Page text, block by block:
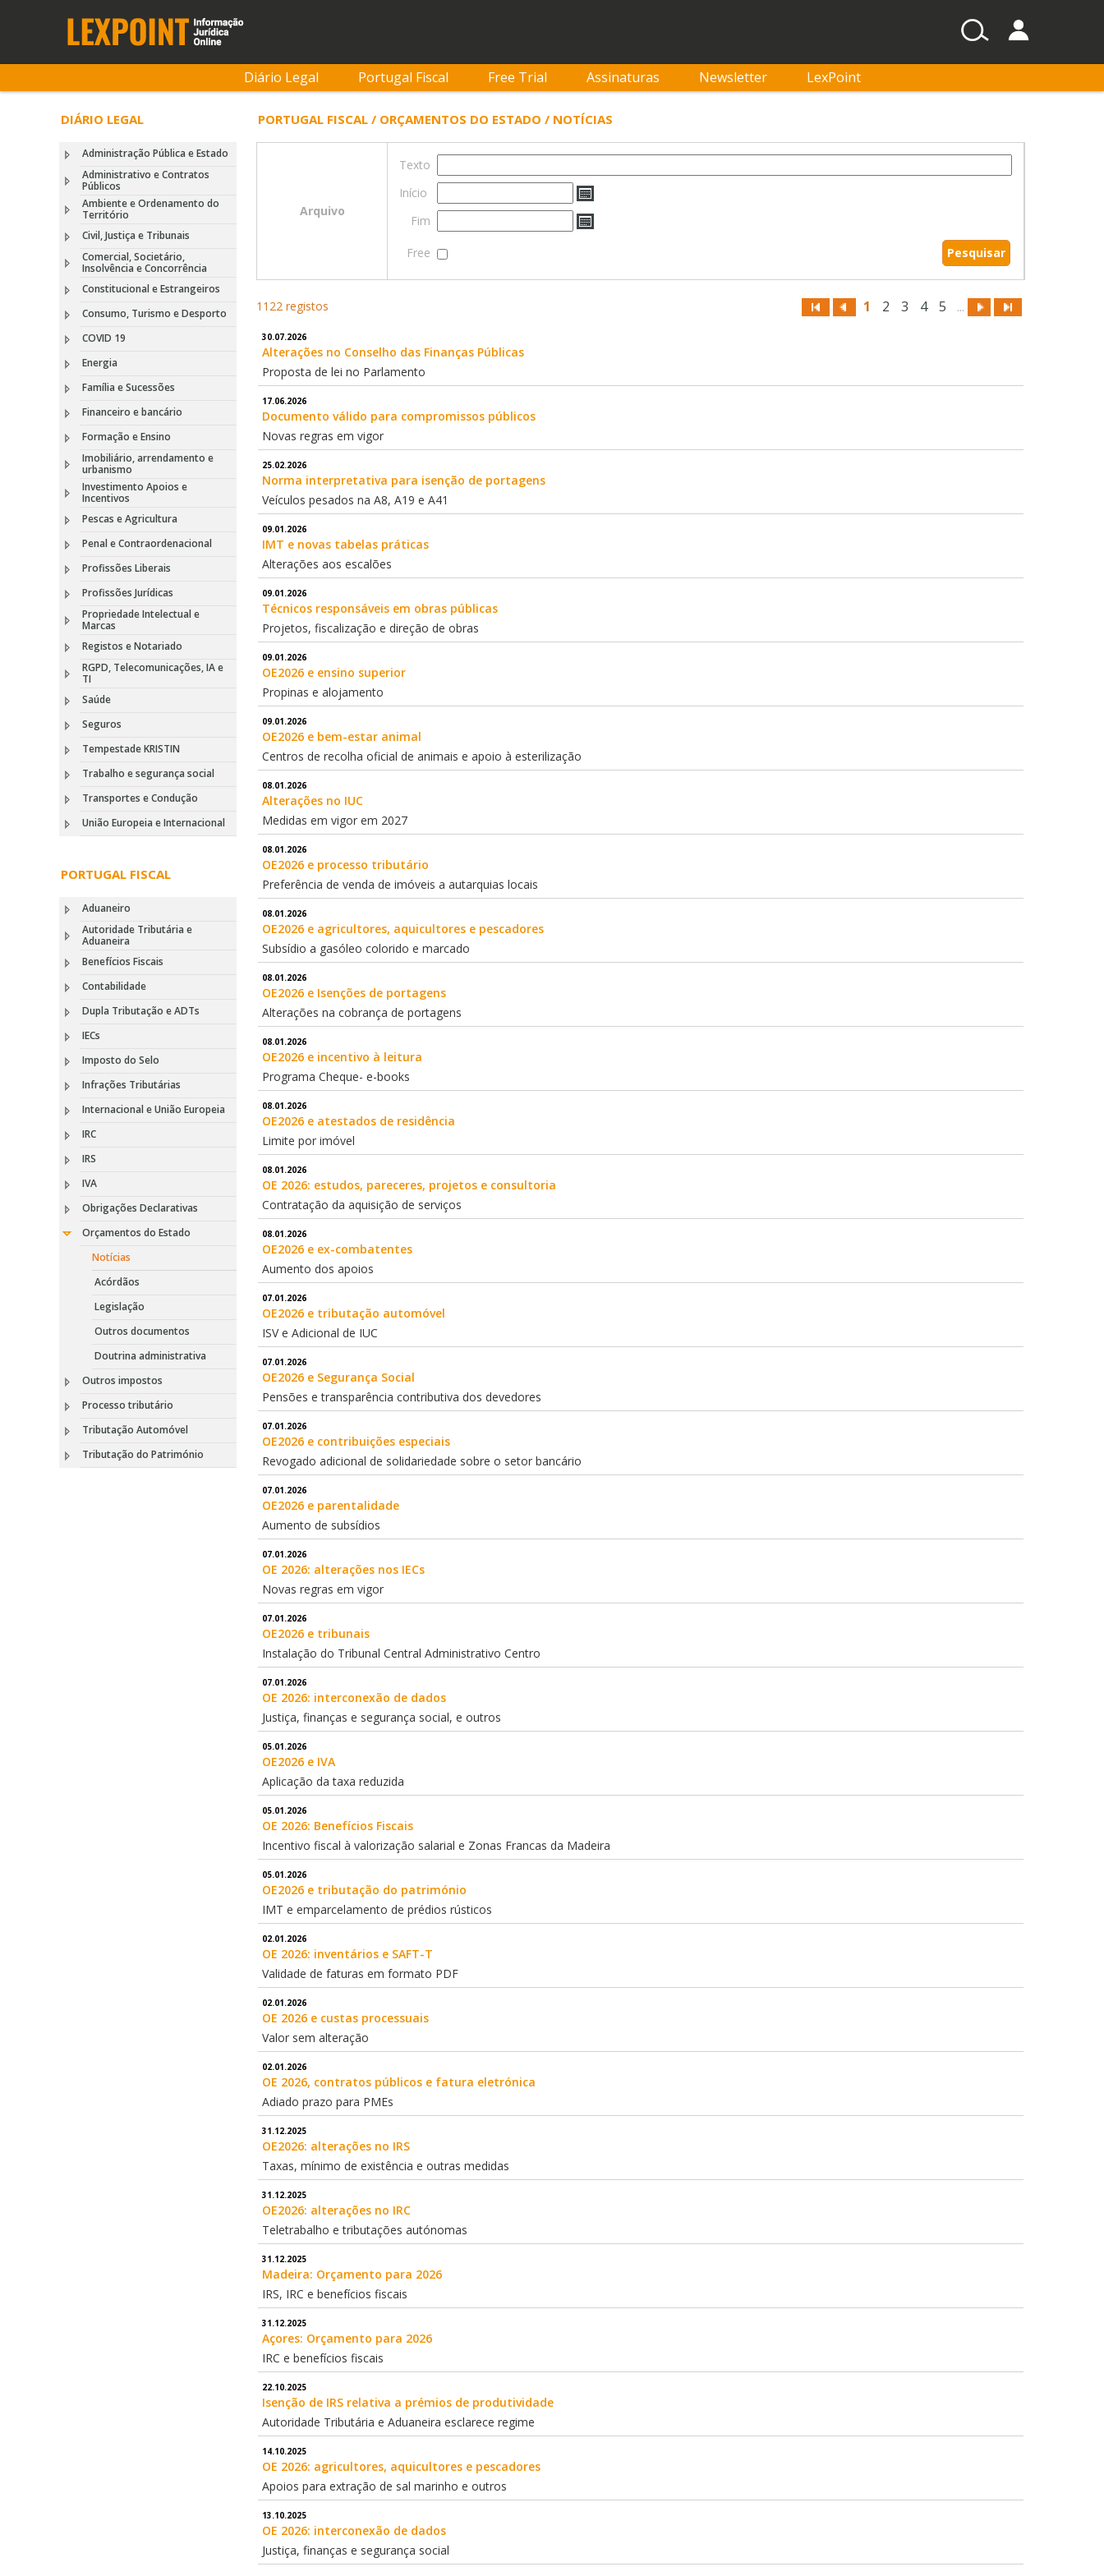
Diário Legal Portugal Fiscal Free Trial Assinaturas Newsletter LexPoint
DIÁRIO LEGAL
Administração Pública e Estado
Administrativo e Contratos
Públicos
Ambiente e Ordenamento do
Território
Civil, Justiça e Tribunais
Comercial, Societário,
Insolvência e Concorrência
Constitucional e Estrangeiros
Consumo, Turismo e Desporto
COVID 19
Energia
Família e Sucessões
Financeiro e bancário
Formação e Ensino
Imobiliário, arrendamento e
urbanismo
Investimento Apoios e
Incentivos
Pescas e Agricultura
Penal e Contraordenacional
Profissões Liberais
Profissões Jurídicas
Propriedade Intelectual e
Marcas
Registos e Notariado
RGPD, Telecomunicações, IA e
TI
Saúde
Seguros
Tempestade KRISTIN
Trabalho e segurança social
Transportes e Condução
União Europeia e Internacional
PORTUGAL FISCAL
Aduaneiro
Autoridade Tributária e
Aduaneira
Benefícios Fiscais
Contabilidade
Dupla Tributação e ADTs
IECs
Imposto do Selo
Infrações Tributárias
Internacional e União Europeia
IRC
IRS
IVA
Obrigações Declarativas
Orçamentos do Estado
Notícias
Acórdãos
Legislação
Outros documentos
Doutrina administrativa
Outros impostos
Processo tributário
Tributação Automóvel
Tributação do Património
PORTUGAL FISCAL / ORÇAMENTOS DO ESTADO / NOTÍCIAS
Arquivo
Texto
Início
Fim
Free
1122 registos 1 2 3 4 5 ...
30.07.2026
Alterações no Conselho das Finanças Públicas
Proposta de lei no Parlamento
17.06.2026
Documento válido para compromissos públicos
Novas regras em vigor
25.02.2026
Norma interpretativa para isenção de portagens
Veículos pesados na A8, A19 e A41
09.01.2026
IMT e novas tabelas práticas
Alterações aos escalões
09.01.2026
Técnicos responsáveis em obras públicas
Projetos, fiscalização e direção de obras
09.01.2026
OE2026 e ensino superior
Propinas e alojamento
09.01.2026
OE2026 e bem-estar animal
Centros de recolha oficial de animais e apoio à esterilização
08.01.2026
Alterações no IUC
Medidas em vigor em 2027
08.01.2026
OE2026 e processo tributário
Preferência de venda de imóveis a autarquias locais
08.01.2026
OE2026 e agricultores, aquicultores e pescadores
Subsídio a gasóleo colorido e marcado
08.01.2026
OE2026 e Isenções de portagens
Alterações na cobrança de portagens
08.01.2026
OE2026 e incentivo à leitura
Programa Cheque- e-books
08.01.2026
OE2026 e atestados de residência
Limite por imóvel
08.01.2026
OE 2026: estudos, pareceres, projetos e consultoria
Contratação da aquisição de serviços
08.01.2026
OE2026 e ex-combatentes
Aumento dos apoios
07.01.2026
OE2026 e tributação automóvel
ISV e Adicional de IUC
07.01.2026
OE2026 e Segurança Social
Pensões e transparência contributiva dos devedores
07.01.2026
OE2026 e contribuições especiais
Revogado adicional de solidariedade sobre o setor bancário
07.01.2026
OE2026 e parentalidade
Aumento de subsídios
07.01.2026
OE 2026: alterações nos IECs
Novas regras em vigor
07.01.2026
OE2026 e tribunais
Instalação do Tribunal Central Administrativo Centro
07.01.2026
OE 2026: interconexão de dados
Justiça, finanças e segurança social, e outros
05.01.2026
OE2026 e IVA
Aplicação da taxa reduzida
05.01.2026
OE 2026: Benefícios Fiscais
Incentivo fiscal à valorização salarial e Zonas Francas da Madeira
05.01.2026
OE2026 e tributação do património
IMT e emparcelamento de prédios rústicos
02.01.2026
OE 2026: inventários e SAFT-T
Validade de faturas em formato PDF
02.01.2026
OE 2026 e custas processuais
Valor sem alteração
02.01.2026
OE 2026, contratos públicos e fatura eletrónica
Adiado prazo para PMEs
31.12.2025
OE2026: alterações no IRS
Taxas, mínimo de existência e outras medidas
31.12.2025
OE2026: alterações no IRC
Teletrabalho e tributações autónomas
31.12.2025
Madeira: Orçamento para 2026
IRS, IRC e benefícios fiscais
31.12.2025
Açores: Orçamento para 2026
IRC e benefícios fiscais
22.10.2025
Isenção de IRS relativa a prémios de produtividade
Autoridade Tributária e Aduaneira esclarece regime
14.10.2025
OE 2026: agricultores, aquicultores e pescadores
Apoios para extração de sal marinho e outros
13.10.2025
OE 2026: interconexão de dados
Justiça, finanças e segurança social